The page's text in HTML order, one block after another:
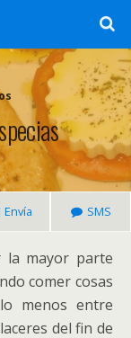
Envía SMS
la mayor parte
comer cosas
menos entre
del fin de